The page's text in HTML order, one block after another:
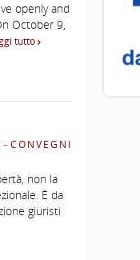
openly and
October 9,
tutto
–CONVEGNI
non la
È da
giuristi